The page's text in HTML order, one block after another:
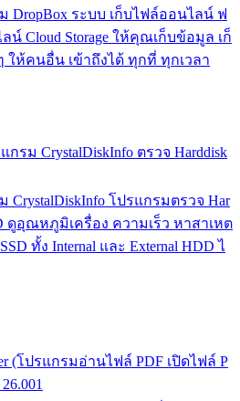
DropBox ระบบ เก็บไฟล์ออนไลน์ ฟ
น์ Cloud Storage ให้คุณเก็บข้อมูล เก็
ให้คนอื่น เข้าถึงได้ ทุกที่ ทุกเวลา
กรม CrystalDiskInfo ตรวจ Harddisk
โปรแกรมตรวจ Har
ดูอุณหภูมิเครื่อง ความเร็ว หาสาเหต
ทั้ง Internal และ External HDD ไ
(โปรแกรมอ่านไฟล์ PDF เปิดไฟล์ P